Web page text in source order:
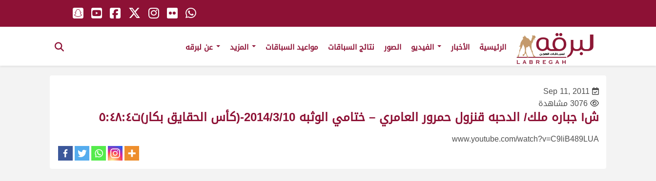
الرئيسية الأخبار الصور نتائج السباقات مواعيد السباقات
Sep 11, 2011
3076 مشاهدة
ش١ جباره ملك/ الدحبه قنزول حمرور العامري – ختامي الوثبه ‪2014‬/‪3‬/‪10‬-(كأس الحقايق بكار)ت‪٥:٤٨:٤‬
www.youtube.com/watch?v=C9liB489LUA